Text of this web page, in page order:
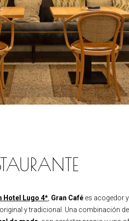
Hotel Lugo 4*, Gran Cafées acogedor y
y tradicional. Una combinación